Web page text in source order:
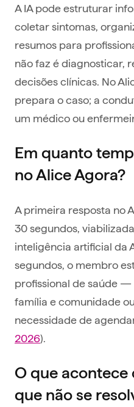
A IA pode estruturar
coletar sintomas,
resumos para
não faz é diagnosticar,
decisões clínicas. No
prepara o caso; a
um médico ou
Em quanto
no Alice Agora?
A primeira resposta no
30 segundos,
inteligência artificial da
segundos, o membro
profissional de saúde
família e comunidade
necessidade de
2026).
O que acontece
que não se